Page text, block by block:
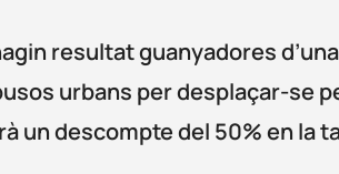
resultat guanyadores
urbans per desplaçar-se
un descompte del 50% en la